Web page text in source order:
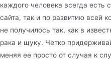
каждого человека всегда
сайта, так и по развитию всей
не получилось так, как в
рака и щуку. Четко
меняя ее просто от случая к